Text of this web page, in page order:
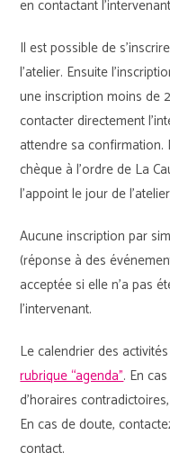
en contactant
Il est possible de
l’atelier. Ensuite
une inscription moins de
contacter directement
attendre sa
chèque à l’ordre de La
l’appoint le jour de
Aucune inscription par
(réponse à des
acceptée si elle n’a pas
l’intervenant.
Le calendrier des
rubrique “agenda”. En
d’horaires
En cas de doute,
contact.